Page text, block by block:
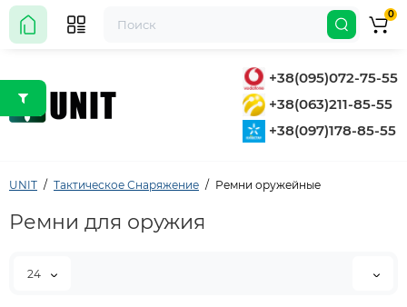
+38(095)072-75-55
+38(063)211-85-55
+38(097)178-85-55
0
UNIT Тактическое Снаряжение Ремни оружейные
Ремни для оружия
24